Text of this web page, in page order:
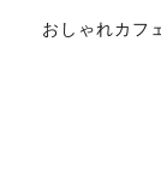
おしゃれカフ